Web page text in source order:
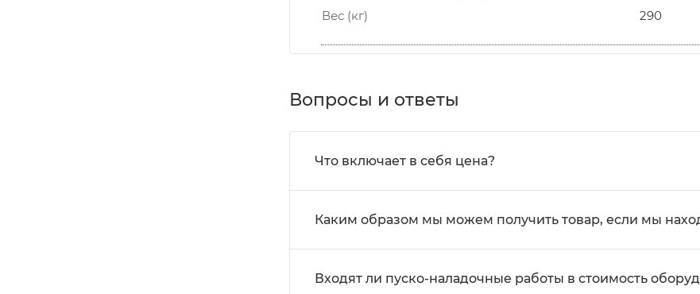
Вес (кг)
290
Вопросы и ответы
Что включает в себя цена?
Каким образом мы можем получить товар, если мы
Входят ли пуско-наладочные работы в стоимость